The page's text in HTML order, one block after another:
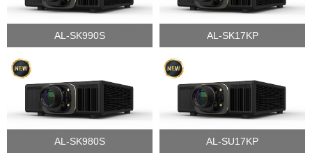
AL-SK990S AL-SK17KP
AL-SK980S AL-SU17KP